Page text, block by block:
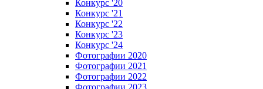
Конкурс '20
Конкурс '21
Конкурс '22
Конкурс '23
Конкурс '24
Фотографии 2020
Фотографии 2021
Фотографии 2022
Фотографии 2023